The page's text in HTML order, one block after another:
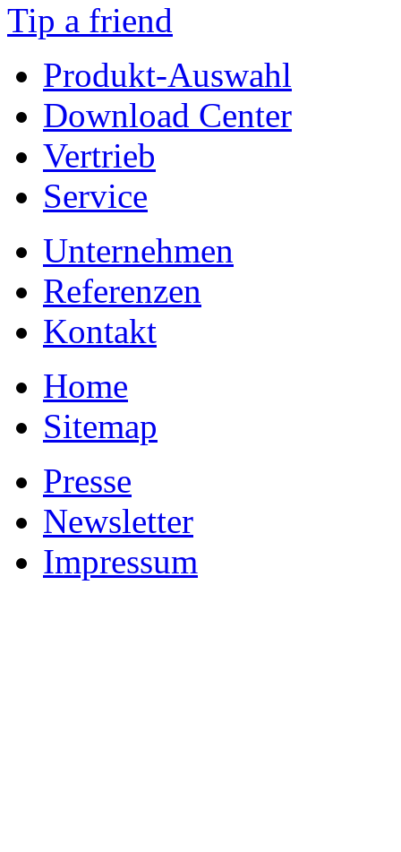
Tip a friend
Produkt-Auswahl
Download Center
Vertrieb
Service
Unternehmen
Referenzen
Kontakt
Home
Sitemap
Presse
Newsletter
Impressum